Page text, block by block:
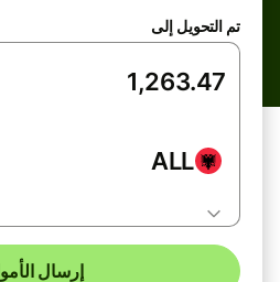
تم التحويل إلى
ALL
إرسال الأموال